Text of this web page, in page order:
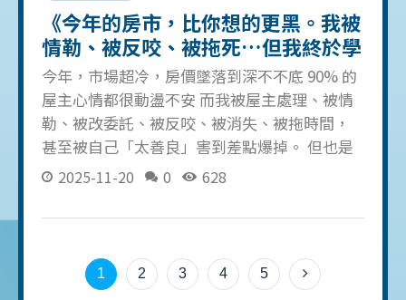
《今年的房市，比你想的更黑。我被
情勒、被反咬、被拖死…但我終於學
會「不再被玩」》
今年，市場超冷，房價墜落到深不不底 90% 的
屋主心情都很動盪不安 而我被屋主處理、被情
勒、被改委託、被反咬、被消失、被拖時間，
甚至被自己「太善良」害到差點爆掉。 但也是
今年，開始理解： 房仲不是在賭成交。 房仲是
「看清局」。 這篇不是要告訴你我多厲害， 而
住、被客戶牽著走、被人性打趴。 今天我把今
年最痛、最黑暗、最醜陋、也最關鍵的三件事
2025-11-20 0 628
1 2 3 4 5